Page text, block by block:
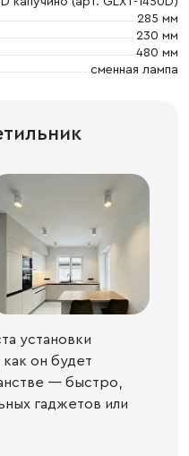
285 мм
230 мм
480 мм
сменная лампа
установки
он будет
— быстро,
гаджетов или